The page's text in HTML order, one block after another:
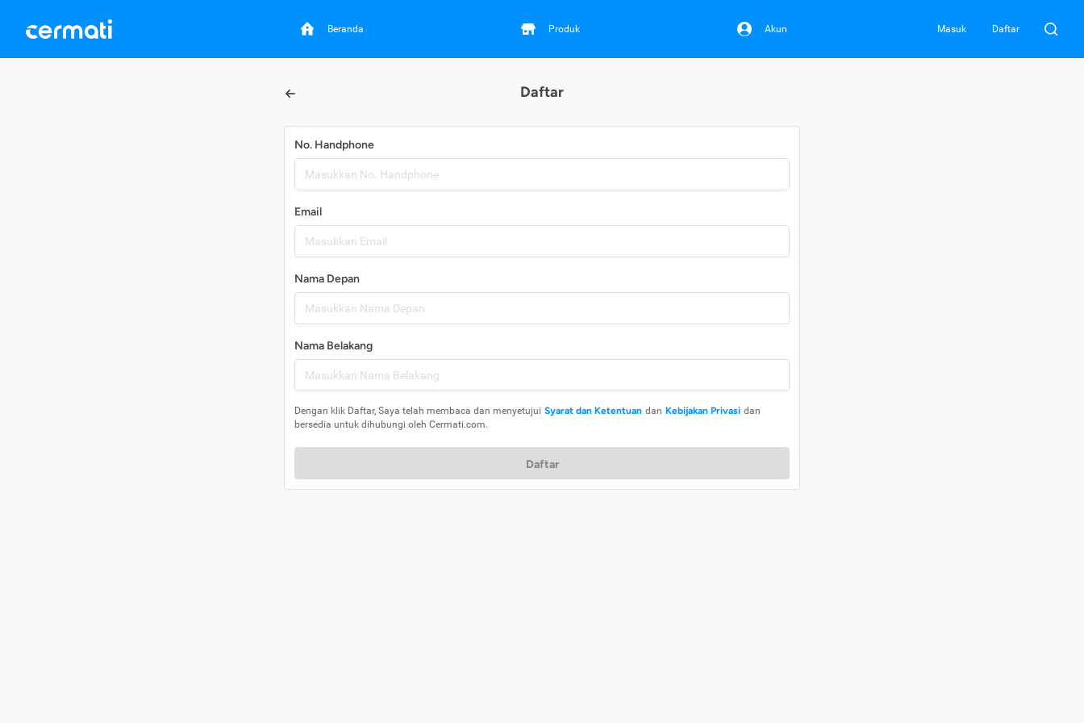
Beranda Produk Akun Masuk Daftar
Daftar
No. Handphone
Email
Nama Depan
Nama Belakang
Dengan klik Daftar, Saya telah membaca dan menyetujui Syarat dan Ketentuan dan Kebijakan Privasi dan
bersedia untuk dihubungi oleh Cermati.com.
Daftar